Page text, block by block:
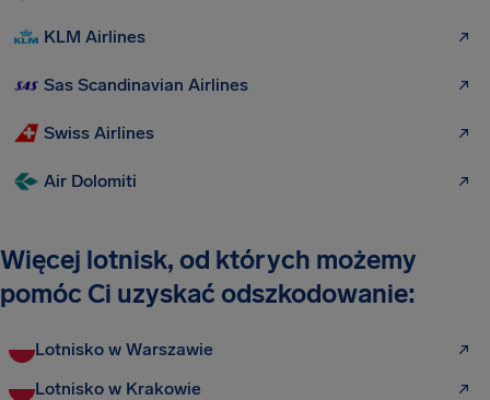
KLM Airlines
Sas Scandinavian Airlines
Swiss Airlines
Air Dolomiti
Więcej lotnisk, od których możemy
pomóc Ci uzyskać odszkodowanie:
Lotnisko w Warszawie
Lotnisko w Krakowie